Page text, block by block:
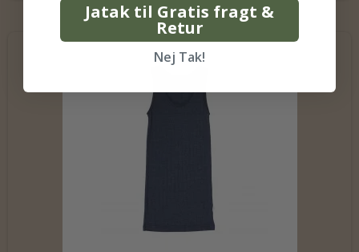
Jatak til Gratis fragt &
Retur
Nej Tak!